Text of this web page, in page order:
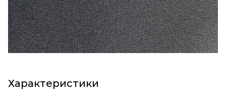
Характеристики